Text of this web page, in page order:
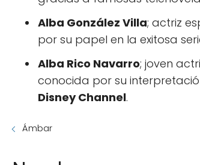
Alba González Villa; actriz
por su papel en la exitosa
Alba Rico Navarro; joven
conocida por su
Disney Channel.
Ámbar